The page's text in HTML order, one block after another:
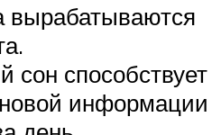
вырабатываются
сон способствует
информации